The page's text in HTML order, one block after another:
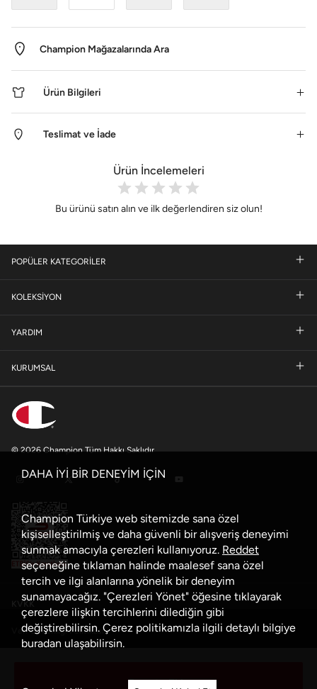
Sepete Ekle
Champion Mağazalarında Ara
Ürün Bilgileri
Teslimat ve İade
Ürün İncelemeleri
Bu ürünü satın alın ve ilk değerlendiren siz olun!
POPÜLER KATEGORİLER
KOLEKSİYON
YARDIM
KURUMSAL
© 2026 Champion Tüm Hakkı Saklıdır
KVKK
Veri Güvenliği Politikası
DAHA İYİ BİR DENEYİM İÇİN
Champion Türkiye web sitemizde sana özel
kişiselleştirilmiş ve daha güvenli bir alışveriş deneyimi
sunmak amacıyla çerezleri kullanıyoruz. Reddet
seçeneğine tıklaman halinde maalesef sana özel
tercih ve ilgi alanlarına yönelik bir deneyim
sunamayacağız. "Çerezleri Yönet" öğesine tıklayarak
çerezlere ilişkin tercihlerini dilediğin gibi
değiştirebilirsin. Çerez politikamızla ilgili detaylı bilgiye
buradan ulaşabilirsin.